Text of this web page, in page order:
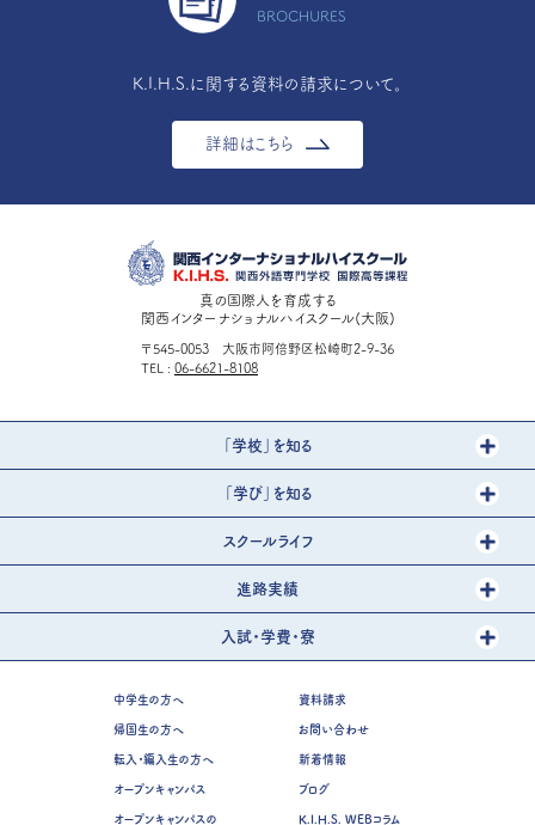
BROCHURES
K.I.H.S.に関する資料の請求について。
詳細はこちら
真の国際人を育成する
関西インターナショナルハイスクール(大阪)
〒545-0053 大阪市阿倍野区松崎町2-9-36
TEL
06-6621-8108
「学校」を知る
「学び」を知る
スクールライフ
進路実績
入試・学費・寮
中学生の方へ
帰国生の方へ
転入・編入生の方へ
オープンキャンパス
オープンキャンパスの
資料請求
お問い合わせ
新着情報
ブログ
K.I.H.S. WEBコラム